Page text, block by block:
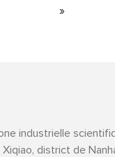
»
industrielle
district de